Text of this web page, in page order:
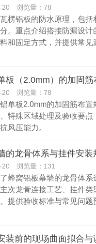
20 浏览量：78
楞铝板的防水原理，包括
。重点介绍搭接防漏设计
和固定方式，并提供常见
板（2.0mm）的加固筋
20 浏览量：78
单板2.0mm的加固筋布
特殊区域处理及验收要点
风压能力。
的龙骨体系与挂件安装
20 浏览量：131
蜂窝铝板幕墙的龙骨体系
次龙骨连接工艺、挂件类
提供验收标准与常见问
装前的现场曲面拟合与